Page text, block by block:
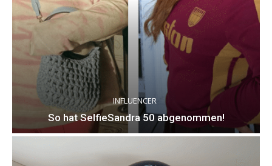
INFLUENCER
So hat SelfieSandra 50 abgenommen!